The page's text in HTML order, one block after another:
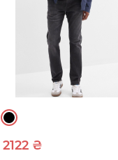
2122 ₴